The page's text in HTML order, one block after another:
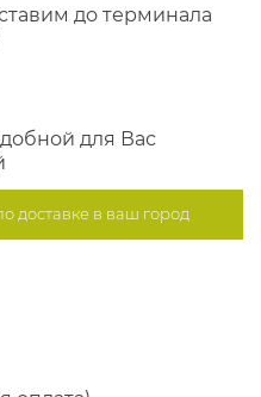
до терминала
для Вас
доставке в ваш город